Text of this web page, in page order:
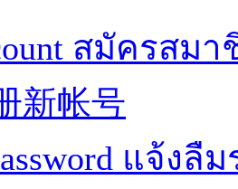
สมัครสมา
新帐号
แจ้งลื